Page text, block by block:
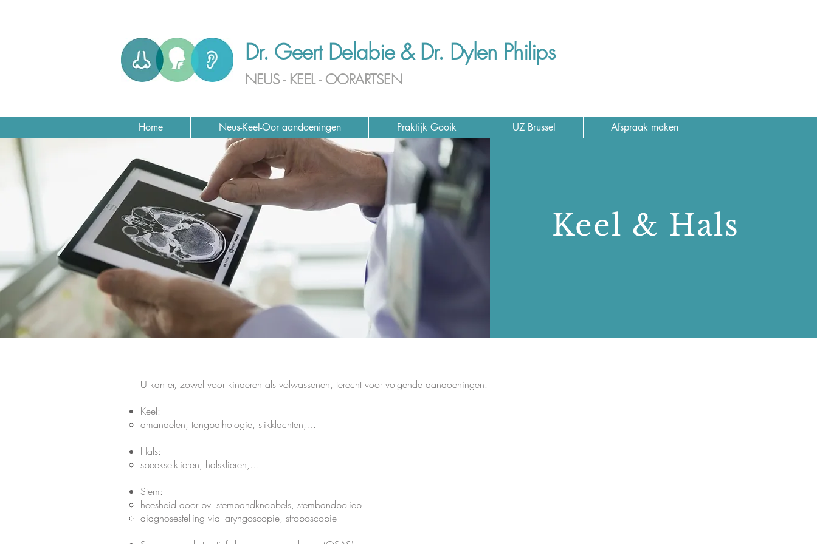
Dr. Geert Delabie & Dr. Dylen Philips
NEUS- KEEL- OORARTSEN
Home Neus-Keel-Oor aandoeningen Praktijk Gooik UZ Brussel Afspraak maken
Keel & Hals
U kan er, zowel voor kinderen als volwassenen, terecht voor volgende aandoeningen:
Keel:
amandelen, tongpathologie, slikklachten,…
Hals:
speekselklieren, halsklieren,…
Stem:
heesheid door bv. stembandknobbels, stembandpoliep
diagnosestelling via laryngoscopie, stroboscopie